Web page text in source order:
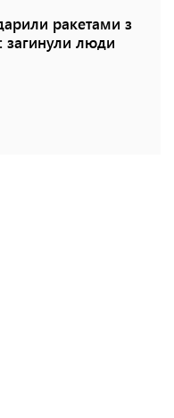
ракетами з
загинули люди